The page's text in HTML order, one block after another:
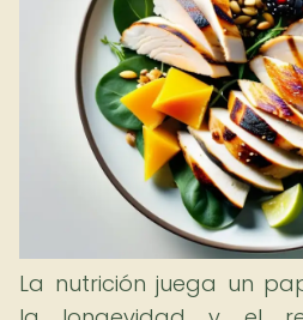
La nutrición juega un